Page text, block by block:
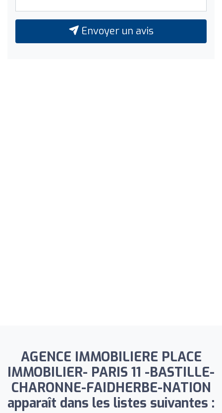
Envoyer un avis
AGENCE IMMOBILIERE PLACE
IMMOBILIER- PARIS 11 -BASTILLE-
CHARONNE-FAIDHERBE-NATION
apparaît dans les listes suivantes :